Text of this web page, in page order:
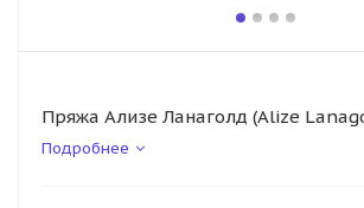
Пряжа Ализе Ланаголд (Alize
Подробнее